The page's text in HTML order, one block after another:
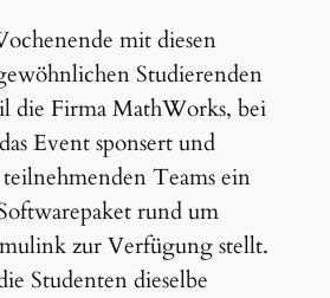
mit diesen
Studierenden
die Firma MathWorks, bei
Event sponsert und
Teams ein
rund um
zur Verfügung stellt.
Studenten dieselbe